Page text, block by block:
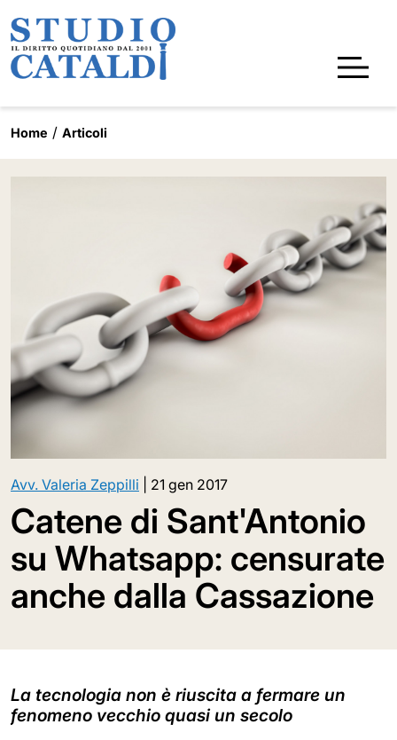
Home Articoli
Avv. Valeria Zeppilli 21 gen 2017
Catene di Sant'Antonio
su Whatsapp: censurate
anche dalla Cassazione
La tecnologia non è riuscita a fermare un
fenomeno vecchio quasi un secolo